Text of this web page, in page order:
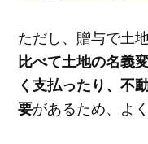
ただし、贈与で土
比べて土地の名義
く支払ったり、不
要があるため、よ